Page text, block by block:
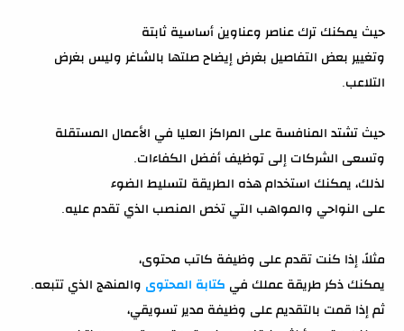
حيث يمكنك ترك عناصر وعناوين أساسية ثابتة
وتغيير بعض التفاصيل بغرض إيضاح صلتها بالشاغر وليس بغرض
التلاعب.
حيث تشتد المنافسة على المراكز العليا في الأعمال المستقلة
وتسعى الشركات إلى توظيف أفضل الكفاءات.
لذلك، يمكنك استخدام هذه الطريقة لتسليط الضوء
على النواحي والمواهب التي تخص المنصب الذي تقدم عليه.
مثلاً، إذا كنت تقدم على وظيفة كاتب محتوى،
يمكنك ذكر طريقة عملك في كتابة المحتوى والمنهج الذي تتبعه.
ثم إذا قمت بالتقديم على وظيفة مدير تسويقي،